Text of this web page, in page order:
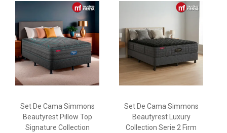
Set De Cama Simmons
Beautyrest Pillow Top
Signature Collection
Set De Cama Simmons
Beautyrest Luxury
Collection Serie 2 Firm